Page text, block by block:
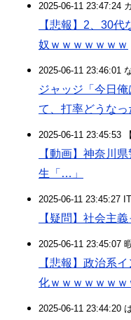
2025-06-11 23:47:24
【悲報】2、30
奴ｗｗｗｗｗｗｗ
2025-06-11 23:46:01
ジャッジ「今日
て、打率どうなっ
2025-06-11 23:45:53
【動画】神奈川
生「…」
2025-06-11 23:45:27
【疑問】社会主
2025-06-11 23:45:07
【悲報】政治系
化ｗｗｗｗｗｗｗ
2025-06-11 23:44:20